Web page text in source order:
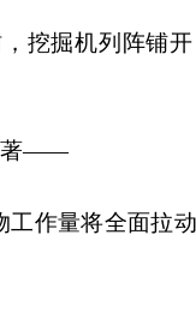
挖掘机列阵铺
著——
作量将全面拉